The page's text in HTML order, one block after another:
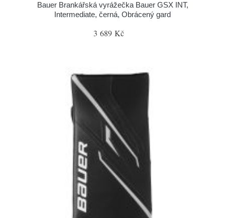
Bauer Brankářská vyrážečka Bauer GSX INT,
Intermediate, černá, Obrácený gard
3 689 Kč